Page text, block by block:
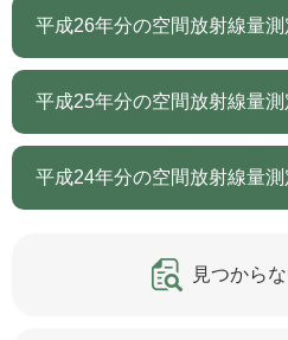
平成26年分の空間放射線量
平成25年分の空間放射線量
平成24年分の空間放射線量
見つから